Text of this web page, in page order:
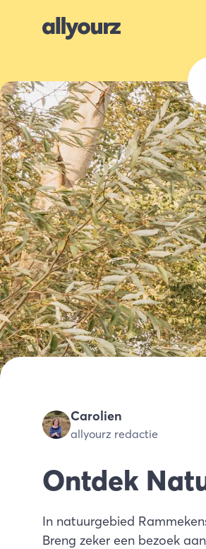
Ontdek
In natuurgebied
Breng zeker een bezoek
Carolien
allyourz redactie